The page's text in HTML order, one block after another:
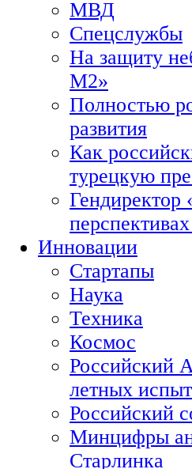
МВД
Спецслужбы
На защиту
М2»
Полностью
развития
Как
турецкую
Гендиректор
Инновации
Стартапы
Наука
Техника
Космос
Российский
летных
Российский
Минцифры
Старлинка